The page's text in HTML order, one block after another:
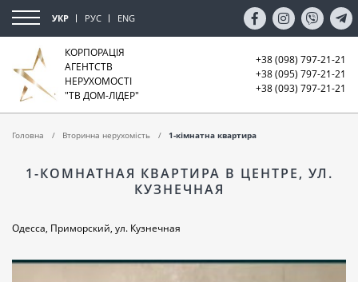
УКР РУС ENG
КОРПОРАЦІЯ
АГЕНТСТВ
НЕРУХОМОСТІ
"ТВ ДОМ-ЛІДЕР"
+38 (098) 797-21-21
+38 (095) 797-21-21
+38 (093) 797-21-21
Головна Вторинна нерухомість 1-кімнатна квартира
1-КОМНАТНАЯ КВАРТИРА В ЦЕНТРЕ, УЛ.
КУЗНЕЧНАЯ
Одесса, Приморский, ул. Кузнечная